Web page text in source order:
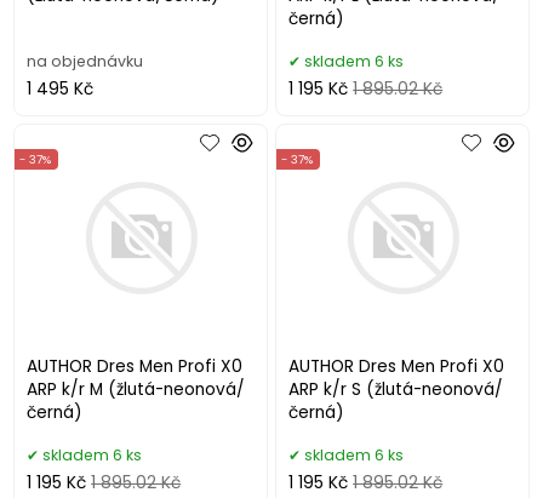
na objednávku
1 495 Kč
černá)
skladem 6 ks
1 195 Kč 1 895.02 Kč
AUTHOR Dres Men Profi X0
ARP k/r M (žlutá-neonová/
černá)
- 37%
skladem 6 ks
1 195 Kč 1 895.02 Kč
AUTHOR Dres Men Profi X0
ARP k/r S (žlutá-neonová/
černá)
- 37%
skladem 6 ks
1 195 Kč 1 895.02 Kč